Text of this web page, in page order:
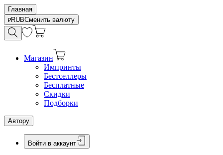
Главная
RUBСменить валюту
Магазин
Импринты
Бестселлеры
Бесплатные
Скидки
Подборки
Автору
Войти в аккаунт